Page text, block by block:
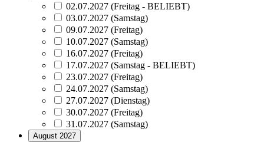
02.07.2027 (Freitag - BELIEBT)
03.07.2027 (Samstag)
09.07.2027 (Freitag)
10.07.2027 (Samstag)
16.07.2027 (Freitag)
17.07.2027 (Samstag - BELIEBT)
23.07.2027 (Freitag)
24.07.2027 (Samstag)
27.07.2027 (Dienstag)
30.07.2027 (Freitag)
31.07.2027 (Samstag)
August 2027